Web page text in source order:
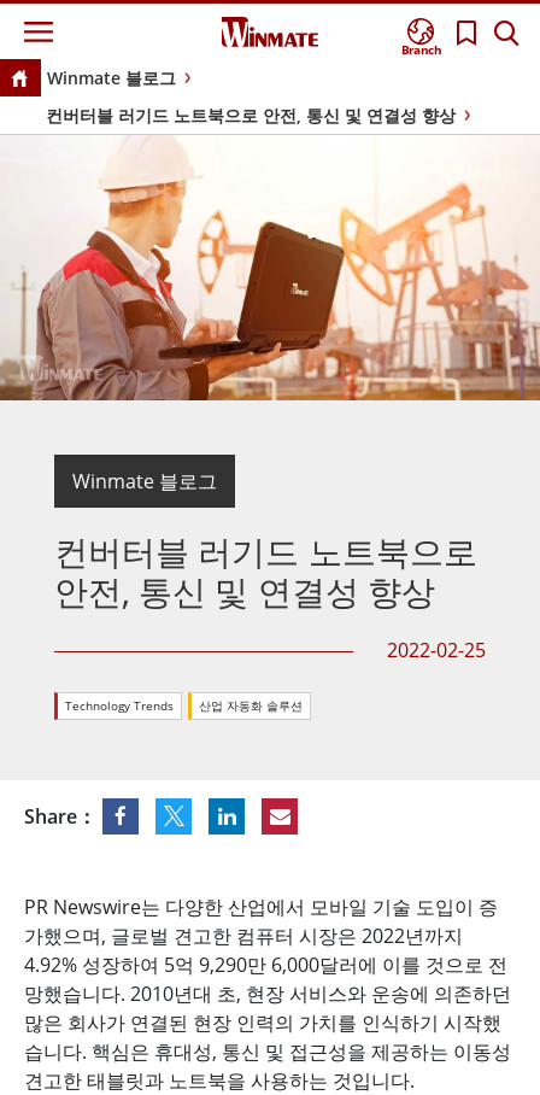
Branch
Winmate 블로그
컨버터블 러기드 노트북으로 안전, 통신 및 연결성 향상
Winmate 블로그
컨버터블 러기드 노트북으로
안전, 통신 및 연결성 향상
2022-02-25
Technology Trends 산업 자동화 솔루션
Share：
PR Newswire는 다양한 산업에서 모바일 기술 도입이 증
가했으며, 글로벌 견고한 컴퓨터 시장은 2022년까지
4.92% 성장하여 5억 9,290만 6,000달러에 이를 것으로 전
망했습니다. 2010년대 초, 현장 서비스와 운송에 의존하던
많은 회사가 연결된 현장 인력의 가치를 인식하기 시작했
습니다. 핵심은 휴대성, 통신 및 접근성을 제공하는 이동성
견고한 태블릿과 노트북을 사용하는 것입니다.